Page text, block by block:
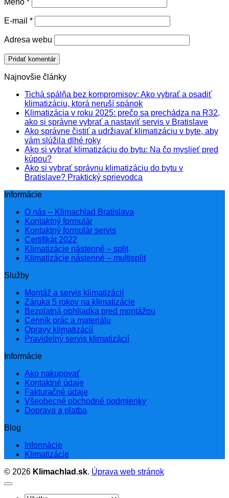
Meno *
E-mail *
Adresa webu
Najnovšie články
Tichá spálňa bez kompromisov: Ako vybrať a osadiť
klimatizáciu, ktorá neruší spánok
Klimatizácia v roku 2025: prečo sa prechádza na R32,
ako si správne vybrať a nastaviť servis v Bratislave
Ako správne čistiť a udržiavať klimatizáciu v byte, aby
vám slúžila dlhé roky
Ako si vybrať klimatizáciu do bytu: Na čo myslieť pred
kúpou?
Ako si vybrať správnu klimatizáciu do bytu v
Bratislave? Praktický sprievodca
Informácie
O nás – Klimachlad Bratislava
Kontaktný formulár
Kontaktný formulár servis
Certifikát 2022
Klimatizácie nástenné – split
Klimatizácie nástenné – multisplit
Služby
Montáž a servis klimatizácií
Záruka 5 rokov na klimatizácie
Bezplatná obhliadka pred montážou
Cenník prác a materiálu
Opravy klimatizácií
Pravidelný servis klimatizácií
Informácie
Ako nakupovať
Kontaktné údaje
Fakturačné údaje
Všeobecné obchodné podmienky
Doprava a platba
Blog
Informácie
Klimatizácie
© 2026 Klimachlad.sk. Úprava web stránok